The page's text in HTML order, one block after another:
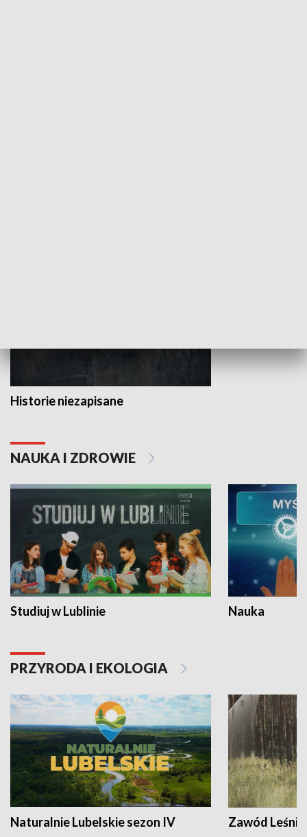
Historie niezapisane
NAUKA I ZDROWIE
Studiuj w Lublinie Nauka
PRZYRODA I EKOLOGIA
Naturalnie Lubelskie sezon IV Zawód Leśnik